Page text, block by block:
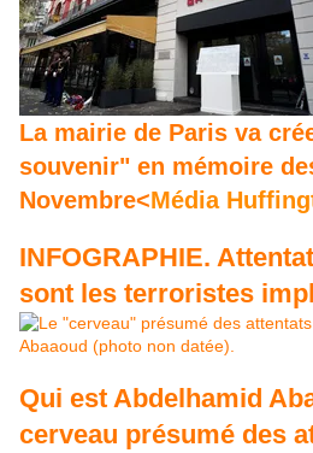
La mairie de Paris va
souvenir" en mémoire
Novembre<Média
INFOGRAPHIE.
sont les terroristes
Qui est Abdelhamid
cerveau présumé des